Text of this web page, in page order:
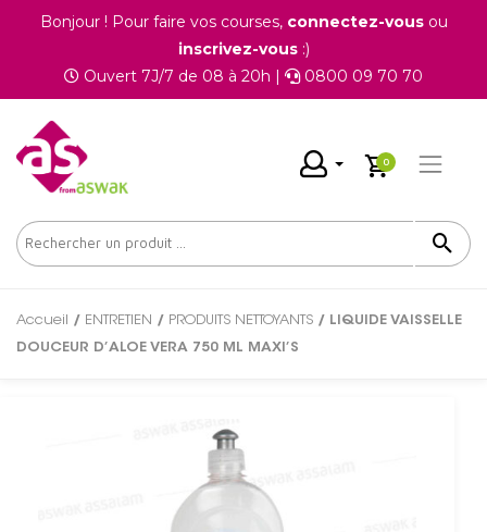
Bonjour ! Pour faire vos courses, connectez-vousou
inscrivez-vous:)
Ouvert 7J/7 de 08 à 20h |
0800 09 70 70
0
Accueil / ENTRETIEN / PRODUITS NETTOYANTS / LIQUIDE VAISSELLE
DOUCEUR D’ALOE VERA 750 ML MAXI’S